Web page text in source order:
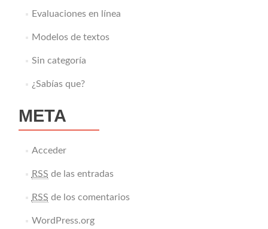
Evaluaciones en línea
Modelos de textos
Sin categoría
¿Sabías que?
META
Acceder
RSS de las entradas
RSS de los comentarios
WordPress.org